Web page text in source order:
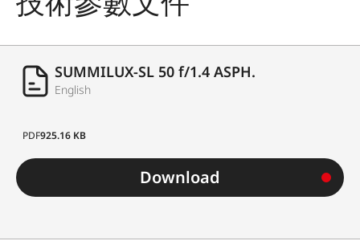
比例
1:10
光圈
設定／功
光圈設定
1.4-22
SUMMILUX-SL 50 f/1.4 ASPH.
English
PDF925.16 KB
Download